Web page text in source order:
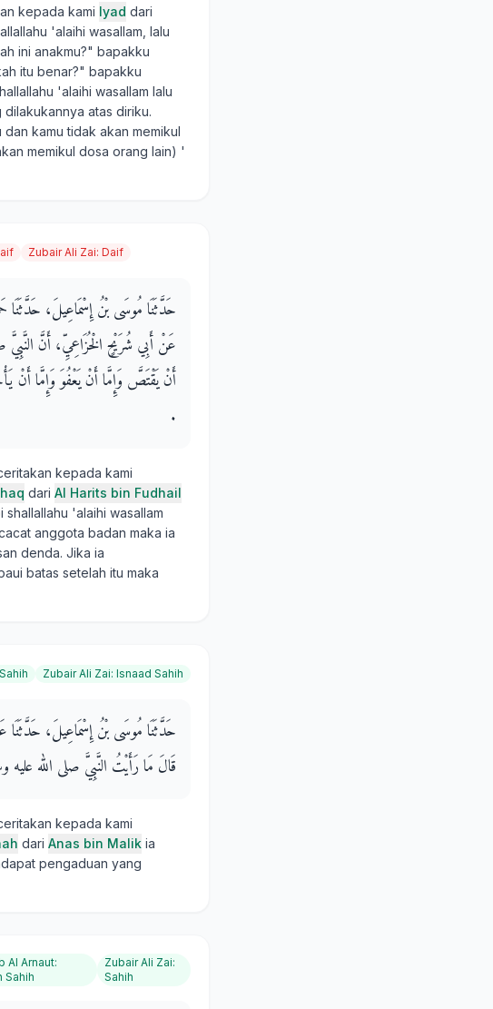
kepada kami Iyad dari
'alaihi wasallam, lalu
ini anakmu?" bapakku
itu benar?" bapakku
'alaihi wasallam lalu
atas diriku.
kamu tidak akan memikul
memikul dosa orang lain) '
Zubair Ali Zai: Daif
حَدَّثَنَا مُوسَى بْنُ إِسْمَاعِيلَ،
عَنْ أَبِي شُرَيْحٍ الْخُزَاعِيِّ، أَنَّ
أَنْ يَقْتَصَّ وَإِمَّا أَنْ يَعْفُوَ وَإِمَّا أَنْ
‏.‏
kepada kami
dari Al Harits bin Fudhail
shallallahu 'alaihi wasallam
anggota badan maka ia
denda. Jika ia
batas setelah itu maka
Sahih Zubair Ali Zai: Isnaad Sahih
حَدَّثَنَا مُوسَى بْنُ إِسْمَاعِيلَ، حَدَّثَنَا
قَالَ مَا رَأَيْتُ النَّبِيَّ صلى الله
kepada kami
dari Anas bin Malik ia
pengaduan yang
Al Arnaut:
Sahih
Zubair Ali Zai:
Sahih